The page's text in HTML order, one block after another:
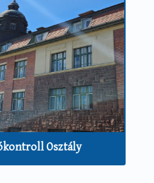
Osztály